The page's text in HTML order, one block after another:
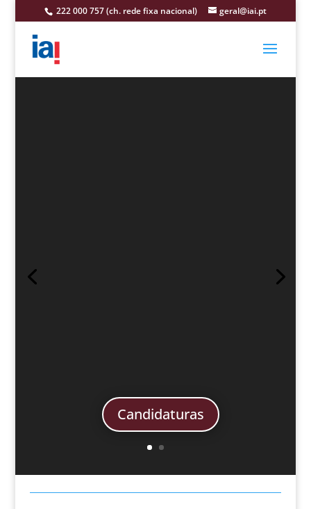
222 000 757 (ch. rede fixa nacional) geral@iai.pt
Candidaturas